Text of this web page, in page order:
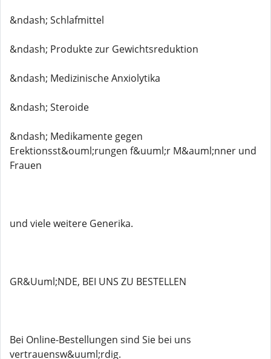
&ndash; Schlafmittel
&ndash; Produkte zur Gewichtsreduktion
&ndash; Medizinische Anxiolytika
&ndash; Steroide
&ndash; Medikamente gegen
Erektionsst&ouml;rungen f&uuml;r M&auml;nner und
Frauen
und viele weitere Generika.
GR&Uuml;NDE, BEI UNS ZU BESTELLEN
Bei Online-Bestellungen sind Sie bei uns
vertrauensw&uuml;rdig.